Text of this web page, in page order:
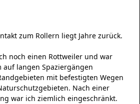
zum Rollern liegt Jahre zurück.
noch einen Rottweiler und war
langen Spaziergängen
mit befestigten Wegen
Nach einer
war ich ziemlich eingeschränkt.